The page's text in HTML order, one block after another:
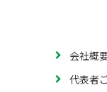
会社概
代表者